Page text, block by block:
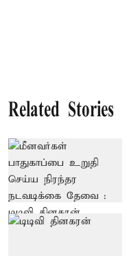
Related Stories